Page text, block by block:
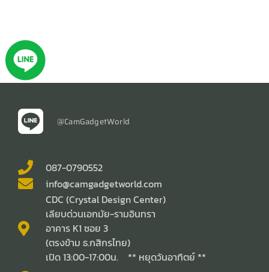
@CamGadgetWorld
087-0790552
info@camgadgetworld.com
CDC (Crystal Design Center)
เลียบด่วนเอกมัย-รามอินทรา
อาคาร K1 ซอย 3
(ตรงข้าม ธ.กสิกรไทย)
เปิด 13:00-17:00น. ** หยุดวันอาทิตย์ **